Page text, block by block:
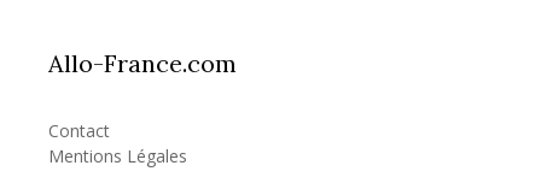
Allo-France.com
Contact
Mentions Légales